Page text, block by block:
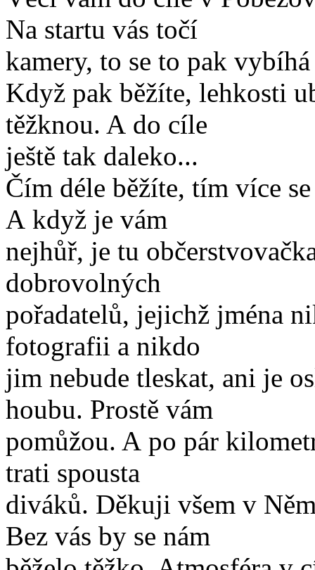
Na startu vás točí
kamery, to se to pak
Když pak běžíte, lehkosti
těžknou. A do cíle
ještě tak daleko...
Čím déle běžíte, tím více
A když je vám
nejhůř, je tu
dobrovolných
pořadatelů, jejichž jména
fotografii a nikdo
jim nebude tleskat, ani je
houbu. Prostě vám
pomůžou. A po pár
trati spousta
diváků. Děkuji všem v
Bez vás by se nám